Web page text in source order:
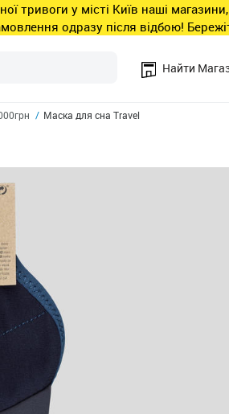
тривоги у місті Київ наші
одразу після відбою!
Найти
Маска для сна Travel